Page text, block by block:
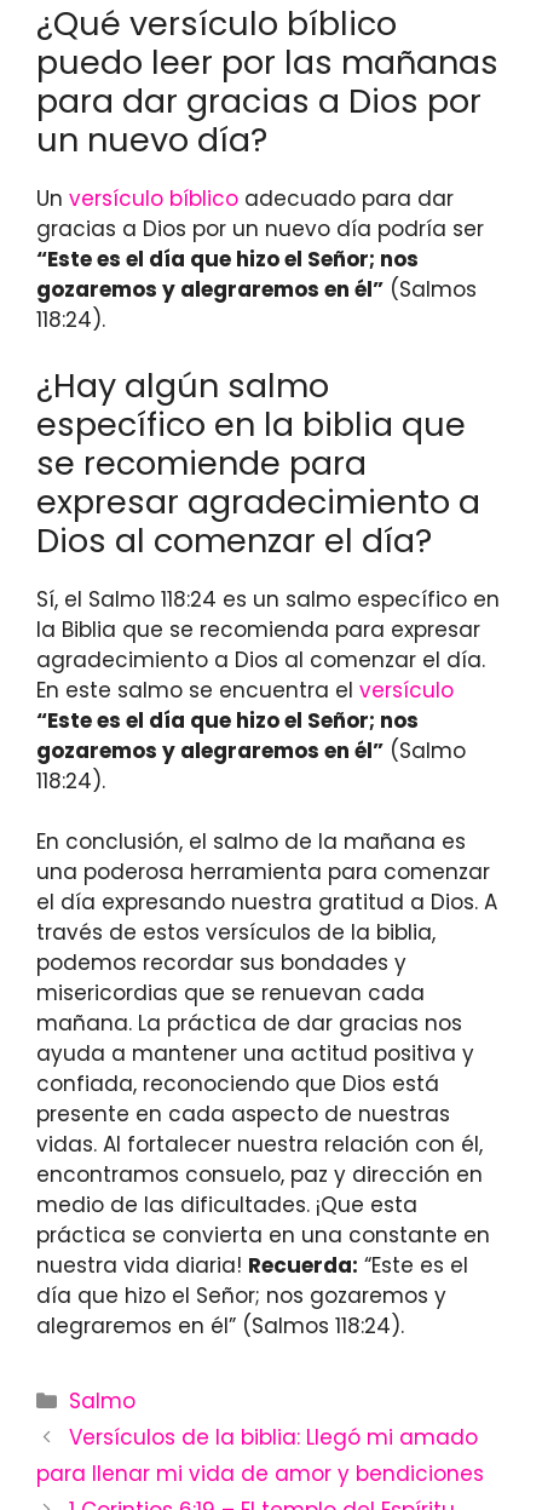
¿Qué versículo bíblico
puedo leer por las mañanas
para dar gracias a Dios por
un nuevo día?
Un versículo bíblico adecuado para dar
gracias a Dios por un nuevo día podría ser
“Este es el día que hizo el Señor; nos
gozaremos y alegraremos en él” (Salmos
118:24).
¿Hay algún salmo
específico en la biblia que
se recomiende para
expresar agradecimiento a
Dios al comenzar el día?
Sí, el Salmo 118:24 es un salmo específico en
la Biblia que se recomienda para expresar
agradecimiento a Dios al comenzar el día.
En este salmo se encuentra el versículo
“Este es el día que hizo el Señor; nos
gozaremos y alegraremos en él” (Salmo
118:24).
En conclusión, el salmo de la mañana es
una poderosa herramienta para comenzar
el día expresando nuestra gratitud a Dios. A
través de estos versículos de la biblia,
podemos recordar sus bondades y
misericordias que se renuevan cada
mañana. La práctica de dar gracias nos
ayuda a mantener una actitud positiva y
confiada, reconociendo que Dios está
presente en cada aspecto de nuestras
vidas. Al fortalecer nuestra relación con él,
encontramos consuelo, paz y dirección en
medio de las dificultades. ¡Que esta
práctica se convierta en una constante en
nuestra vida diaria! Recuerda: “Este es el
día que hizo el Señor; nos gozaremos y
alegraremos en él” (Salmos 118:24).
Categories
Salmo
Versículos de la biblia: Llegó mi amado
para llenar mi vida de amor y bendiciones